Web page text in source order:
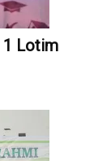
1 Lotim